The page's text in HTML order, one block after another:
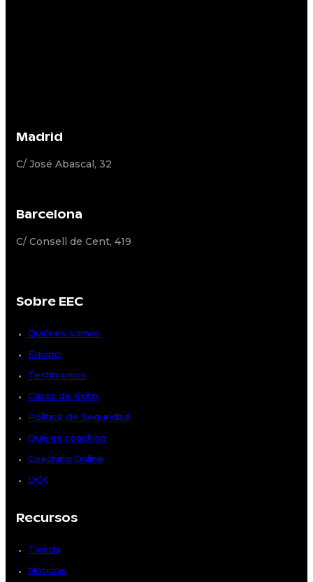
Madrid
C/ José Abascal, 32
Barcelona
C/ Consell de Cent, 419
Sobre EEC
Quiénes somos
Equipo
Testimonios
Casos de éxito
Política de Seguridad
Qué es coaching
Coaching Online
DCX
Recursos
Tienda
Noticias